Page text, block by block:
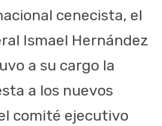
cenecista, el
Ismael Hernández
a su cargo la
a los nuevos
comité ejecutivo